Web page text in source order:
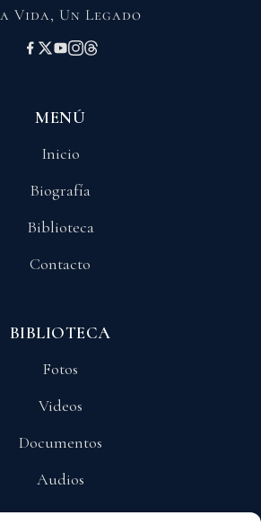
Vida, Un Legado
MENÚ
Inicio
Biografía
Biblioteca
Contacto
BIBLIOTECA
Fotos
Videos
Documentos
Audios